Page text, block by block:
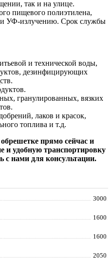
так и на улице.
пищевого полиэтилена,
и УФ-излучению. Срок службы
и технической воды,
дезинфицирующих
гранулированных, вязких
лаков и красок,
топлива и т.д.
прямо сейчас и
и удобную транспортировку
нами для консультации.
3000
1600
1600
2050